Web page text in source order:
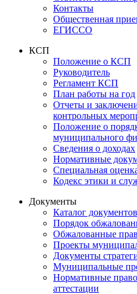
Контакты
Общественная
ЕГИССО
КСП
Положение о КСП
Руководитель
Регламент КСП
План работы на год
Отчеты и
контрольных
Положение о
муниципального
Сведения о доходах
Нормативные
Специальная
Кодекс этики и
Документы
Каталог документов
Порядок
Обжалованные
Проекты
Документы
Муниципальные
Нормативные
аттестации